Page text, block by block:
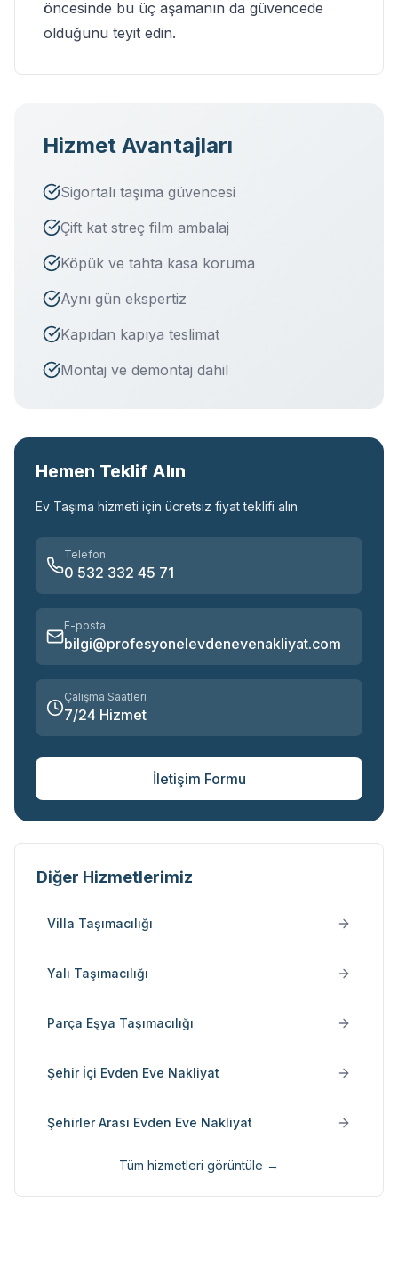
öncesinde bu üç aşamanın da güvencede
olduğunu teyit edin.
Hizmet Avantajları
Sigortalı taşıma güvencesi
Çift kat streç film ambalaj
Köpük ve tahta kasa koruma
Aynı gün ekspertiz
Kapıdan kapıya teslimat
Montaj ve demontaj dahil
Hemen Teklif Alın
Ev Taşıma hizmeti için ücretsiz fiyat teklifi alın
Telefon
0 532 332 45 71
E-posta
bilgi@profesyonelevdenevenakliyat.com
Çalışma Saatleri
7/24 Hizmet
İletişim Formu
Diğer Hizmetlerimiz
Villa Taşımacılığı
Yalı Taşımacılığı
Parça Eşya Taşımacılığı
Şehir İçi Evden Eve Nakliyat
Şehirler Arası Evden Eve Nakliyat
Tüm hizmetleri görüntüle →